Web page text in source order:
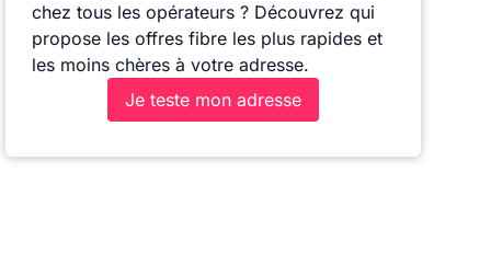
chez tous les opérateurs ? Découvrez qui
propose les offres fibre les plus rapides et
les moins chères à votre adresse.
Je teste mon adresse